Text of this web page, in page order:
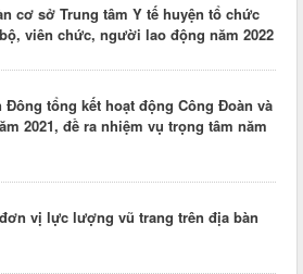
cơ sở Trung tâm Y tế huyện tổ chức
viên chức, người lao động năm 2022
tổng kết hoạt động Công Đoàn và
2021, đề ra nhiệm vụ trọng tâm năm
vị lực lượng vũ trang trên địa bàn